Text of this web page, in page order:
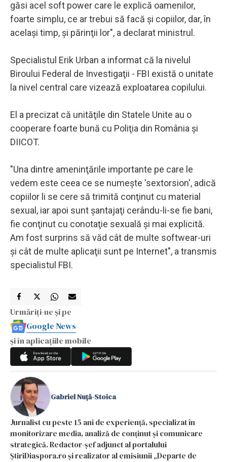
găsi acel soft power care le explică oamenilor,
foarte simplu, ce ar trebui să facă şi copiilor, dar, în
acelaşi timp, şi părinţii lor", a declarat ministrul.
Specialistul Erik Urban a informat că la nivelul
Biroului Federal de Investigaţii - FBI există o unitate
la nivel central care vizează exploatarea copilului.
El a precizat că unităţile din Statele Unite au o
cooperare foarte bună cu Poliţia din România şi
DIICOT.
"Una dintre ameninţările importante pe care le
vedem este ceea ce se numeşte 'sextorsion', adică
copiilor li se cere să trimită conţinut cu material
sexual, iar apoi sunt şantajaţi cerându-li-se fie bani,
fie conţinut cu conotaţie sexuală şi mai explicită.
Am fost surprins să văd cât de multe softwear-uri
şi cât de multe aplicaţii sunt pe Internet", a transmis
specialistul FBI.
Urmăriți-ne și pe
Google News
și în aplicațiile mobile
Gabriel Nuță-Stoica
Jurnalist cu peste 15 ani de experiență, specializat în
monitorizare media, analiză de conținut și comunicare
strategică. Redactor-șef adjunct al portalului
ȘtiriDiaspora.ro și realizator al emisiunii „Departe de